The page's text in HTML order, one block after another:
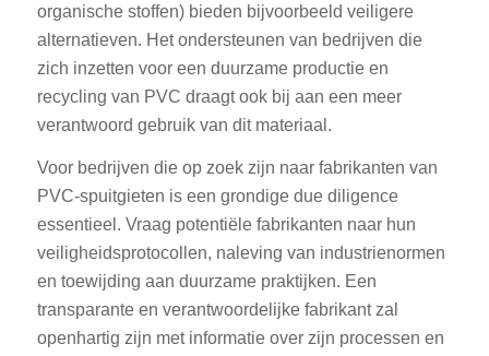
organische stoffen) bieden bijvoorbeeld veiligere
alternatieven. Het ondersteunen van bedrijven die
zich inzetten voor een duurzame productie en
recycling van PVC draagt ook bij aan een meer
verantwoord gebruik van dit materiaal.
Voor bedrijven die op zoek zijn naar fabrikanten van
PVC-spuitgieten is een grondige due diligence
essentieel. Vraag potentiële fabrikanten naar hun
veiligheidsprotocollen, naleving van industrienormen
en toewijding aan duurzame praktijken. Een
transparante en verantwoordelijke fabrikant zal
openhartig zijn met informatie over zijn processen en